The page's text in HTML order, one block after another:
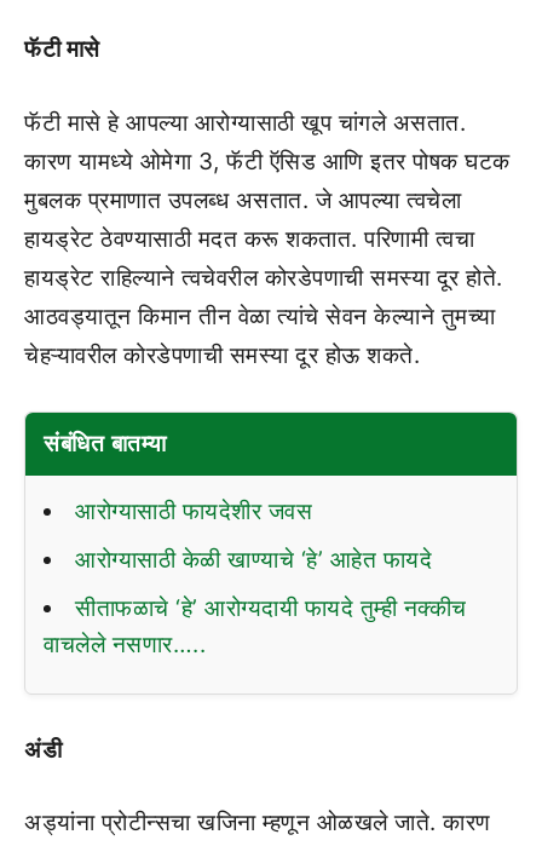
फॅटी मासे
फॅटी मासे हे आपल्या आरोग्यासाठी खूप चांगले असतात.
कारण यामध्ये ओमेगा 3, फॅटी ऍसिड आणि इतर पोषक घटक
मुबलक प्रमाणात उपलब्ध असतात. जे आपल्या त्वचेला
हायड्रेट ठेवण्यासाठी मदत करू शकतात. परिणामी त्वचा
हायड्रेट राहिल्याने त्वचेवरील कोरडेपणाची समस्या दूर होते.
आठवड्यातून किमान तीन वेळा त्यांचे सेवन केल्याने तुमच्या
चेहऱ्यावरील कोरडेपणाची समस्या दूर होऊ शकते.
संबंधित बातम्या
आरोग्यासाठी फायदेशीर जवस
आरोग्यासाठी केळी खाण्याचे ‘हे’ आहेत फायदे
सीताफळाचे ‘हे’ आरोग्यदायी फायदे तुम्ही नक्कीच
वाचलेले नसणार…..
अंडी
अड्यांना प्रोटीन्सचा खजिना म्हणून ओळखले जाते. कारण